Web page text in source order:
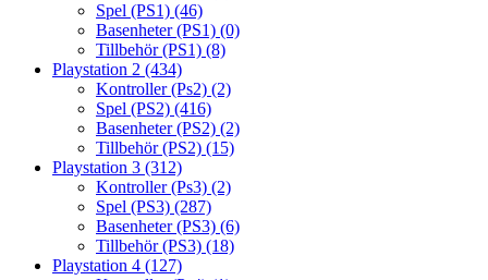
Spel (PS1) (46)
Basenheter (PS1) (0)
Tillbehör (PS1) (8)
Playstation 2 (434)
Kontroller (Ps2) (2)
Spel (PS2) (416)
Basenheter (PS2) (2)
Tillbehör (PS2) (15)
Playstation 3 (312)
Kontroller (Ps3) (2)
Spel (PS3) (287)
Basenheter (PS3) (6)
Tillbehör (PS3) (18)
Playstation 4 (127)